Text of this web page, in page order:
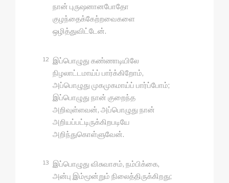
நான் புருஷனானபோதோ
குழந்தைக்கேற்றவைகளை
ஒழித்துவிட்டேன்.
12 இப்பொழுது கண்ணாடியிலே
நிழலாட்டமாய்ப் பார்க்கிறோம்,
அப்பொழுது முகமுகமாய்ப் பார்ப்போம்;
இப்பொழுது நான் குறைந்த
அறிவுள்ளவன், அப்பொழுது நான்
அறியப்பட்டிருக்கிறபடியே
அறிந்துகொள்ளுவேன்.
13 இப்பொழுது விசுவாசம், நம்பிக்கை,
அன்பு இம்மூன்றும் நிலைத்திருக்கிறது;